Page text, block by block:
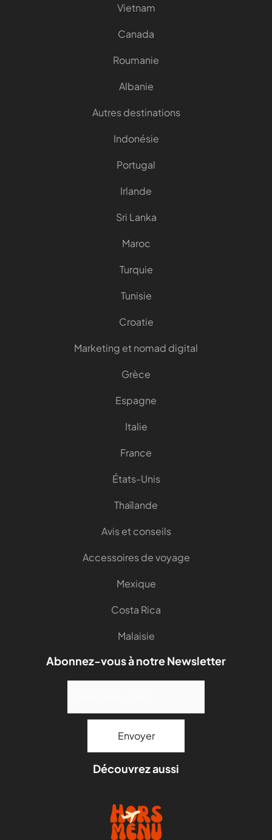
Vietnam
Canada
Roumanie
Albanie
Autres destinations
Indonésie
Portugal
Irlande
Sri Lanka
Maroc
Turquie
Tunisie
Croatie
Marketing et nomad digital
Grèce
Espagne
Italie
France
États-Unis
Thaïlande
Avis et conseils
Accessoires de voyage
Mexique
Costa Rica
Malaisie
Abonnez-vous à notre Newsletter
Découvrez aussi